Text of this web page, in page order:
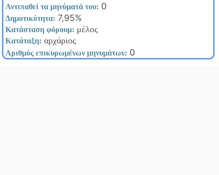
Αντιπαθεί τα μηνύματά του: 0
Δημοτικότητα: 7,95%
Κατάσταση φόρουμ: μέλος
Κατάταξη: αρχάριος
Αριθμός επικυρωμένων μηνυμάτων: 0